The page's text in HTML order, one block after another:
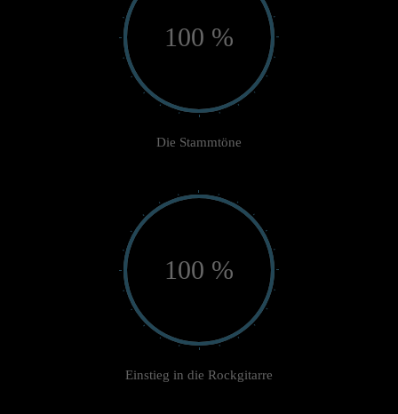
100 %
Die Stammtöne
100 %
Einstieg in die Rockgitarre